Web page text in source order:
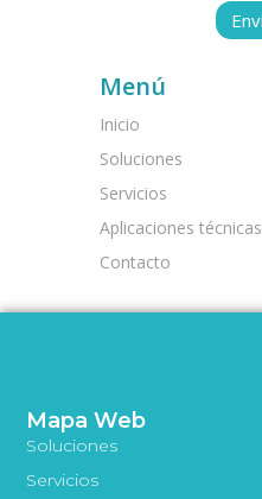
Menú
Inicio
Soluciones
Servicios
Aplicaciones técnicas
Contacto
Mapa Web
Soluciones
Servicios